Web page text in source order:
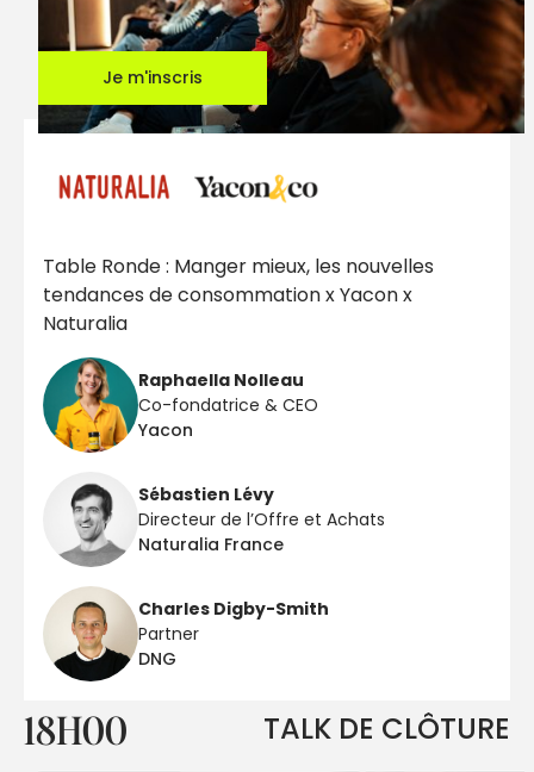
Je m'inscris
Table Ronde : Manger mieux, les nouvelles
tendances de consommation x Yacon x
Naturalia
Raphaella Nolleau
Co-fondatrice & CEO
Yacon
Sébastien Lévy
Directeur de l’Offre et Achats
Naturalia France
Charles Digby-Smith
Partner
DNG
18H00 TALK DE CLÔTURE